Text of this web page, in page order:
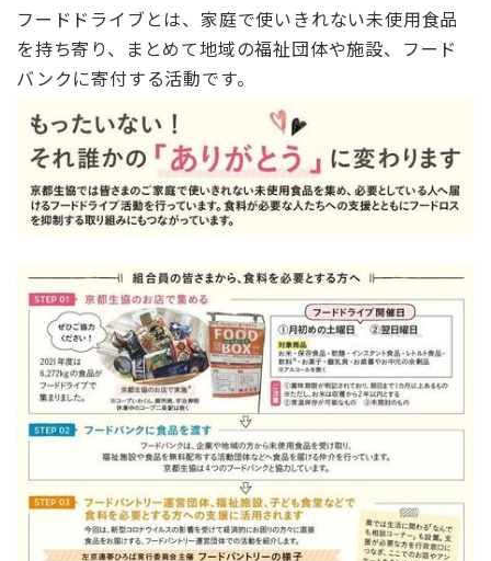
フードドライブとは、家庭で使いきれない未使用食品
を持ち寄り、まとめて地域の福祉団体や施設、フード
バンクに寄付する活動です。